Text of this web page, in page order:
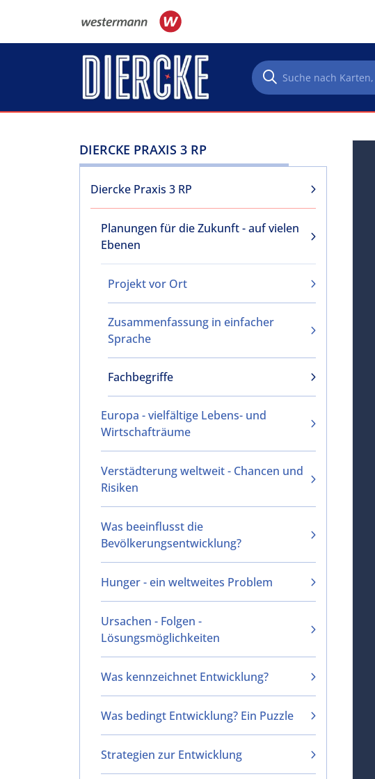
DIERCKE PRAXIS 3 RP
Diercke Praxis 3 RP
Planungen für die Zukunft - auf vielen
Ebenen
Projekt vor Ort
Zusammenfassung in einfacher
Sprache
Fachbegriffe
Europa - vielfältige Lebens- und
Wirtschafträume
Verstädterung weltweit - Chancen und
Risiken
Was beeinflusst die
Bevölkerungsentwicklung?
Hunger - ein weltweites Problem
Ursachen - Folgen -
Lösungsmöglichkeiten
Was kennzeichnet Entwicklung?
Was bedingt Entwicklung? Ein Puzzle
Strategien zur Entwicklung